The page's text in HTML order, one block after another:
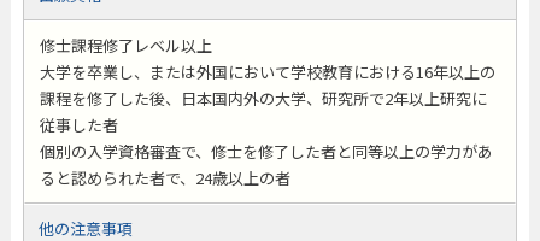
修士課程修了レベル以上
大学を卒業し、または外国において学校教育における16年以上の
課程を修了した後、日本国内外の大学、研究所で2年以上研究に
従事した者
個別の入学資格審査で、修士を修了した者と同等以上の学力があ
ると認められた者で、24歳以上の者
他の注意事項